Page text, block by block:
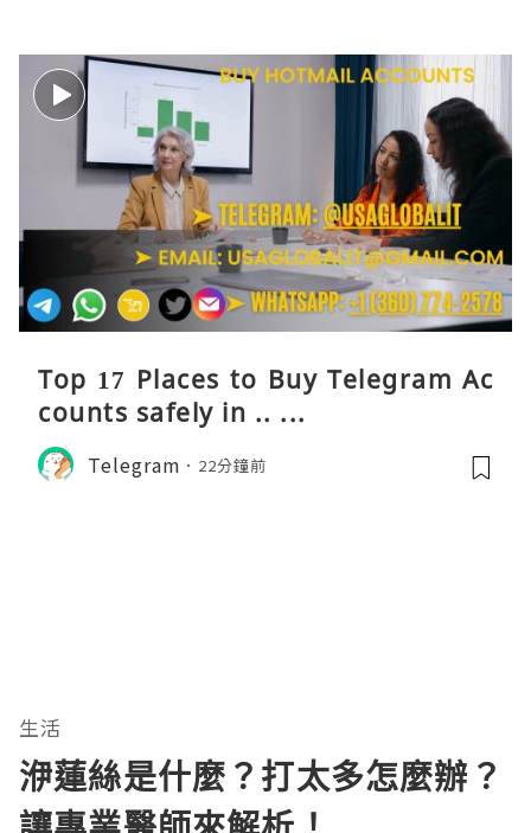
Top 17 Places to Buy Telegram Ac
counts safely in .. ...
Telegram 22分鐘前
生活
洢蓮絲是什麼？打太多怎麼辦？